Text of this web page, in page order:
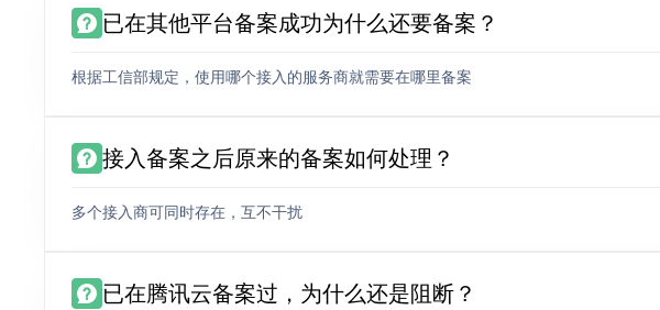
已在其他平台备案成功为什么还要备案？
根据工信部规定，使用哪个接入的服务商就需要在哪里备案
接入备案之后原来的备案如何处理？
多个接入商可同时存在，互不干扰
已在腾讯云备案过，为什么还是阻断？